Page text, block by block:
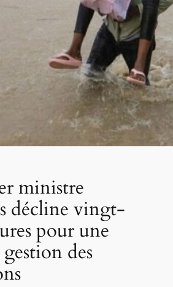
ministre
décline vingt-
pour une
des